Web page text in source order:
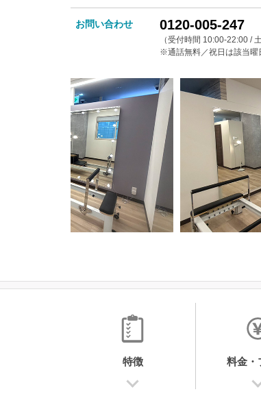
お問い合わせ 0120-005-247
（受付時間 10:00-22:00 /
※通話無料／祝日は該当曜
特徴 料金・